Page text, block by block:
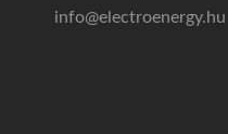
info@electroenergy.hu